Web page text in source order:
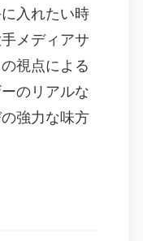
入れたい時
メディアサ
視点による
のリアルな
強力な味方